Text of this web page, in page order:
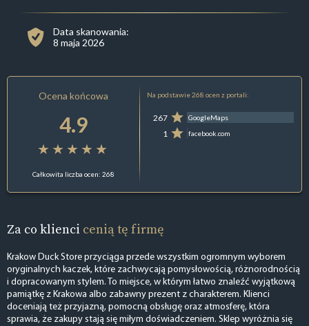
Data skanowania:
8 maja 2026
Ocena końcowa
4.9
Całkowita liczba ocen: 268
Na podstawie 268 ocen z portali:
267 GoogleMaps
1 facebook.com
Za co klienci cenią tę firmę
Krakow Duck Store przyciąga przede wszystkim ogromnym wyborem
oryginalnych kaczek, które zachwycają pomysłowością, różnorodnością
i dopracowanym stylem. To miejsce, w którym łatwo znaleźć wyjątkową
pamiątkę z Krakowa albo zabawny prezent z charakterem. Klienci
doceniają też przyjazną, pomocną obsługę oraz atmosferę, która
sprawia, że zakupy stają się miłym doświadczeniem. Sklep wyróżnia się